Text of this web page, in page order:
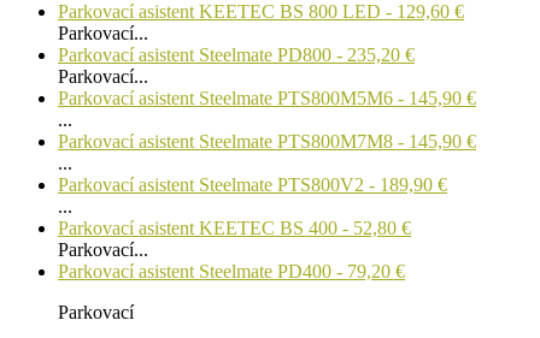
Parkovací asistent KEETEC BS 800 LED - 129,60 €
Parkovací...
Parkovací asistent Steelmate PD800 - 235,20 €
Parkovací...
Parkovací asistent Steelmate PTS800M5M6 - 145,90 €
...
Parkovací asistent Steelmate PTS800M7M8 - 145,90 €
...
Parkovací asistent Steelmate PTS800V2 - 189,90 €
...
Parkovací asistent KEETEC BS 400 - 52,80 €
Parkovací...
Parkovací asistent Steelmate PD400 - 79,20 €
Parkovací